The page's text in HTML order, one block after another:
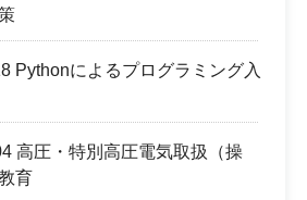
Pythonによるプログラミング入
高圧・特別高圧電気取扱（操
育